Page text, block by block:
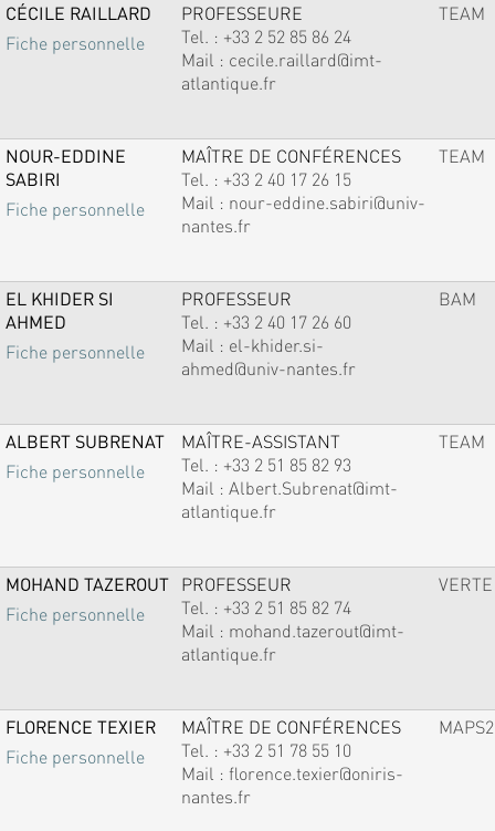
CÉCILE RAILLARD
Fiche personnelle
PROFESSEURE
Tel. : +33 2 52 85 86 24
Mail : cecile.raillard@imt-
atlantique.fr
TEAM
NOUR-EDDINE
SABIRI
Fiche personnelle
MAÎTRE DE CONFÉRENCES
Tel. : +33 2 40 17 26 15
Mail : nour-eddine.sabiri@univ-
nantes.fr
TEAM
EL KHIDER SI
AHMED
Fiche personnelle
PROFESSEUR
Tel. : +33 2 40 17 26 60
Mail : el-khider.si-
ahmed@univ-nantes.fr
BAM
ALBERT SUBRENAT
Fiche personnelle
MAÎTRE-ASSISTANT
Tel. : +33 2 51 85 82 93
Mail : Albert.Subrenat@imt-
atlantique.fr
TEAM
MOHAND TAZEROUT
Fiche personnelle
PROFESSEUR
Tel. : +33 2 51 85 82 74
Mail : mohand.tazerout@imt-
atlantique.fr
VERTE
FLORENCE TEXIER
Fiche personnelle
MAÎTRE DE CONFÉRENCES
Tel. : +33 2 51 78 55 10
Mail : florence.texier@oniris-
nantes.fr
MAPS2